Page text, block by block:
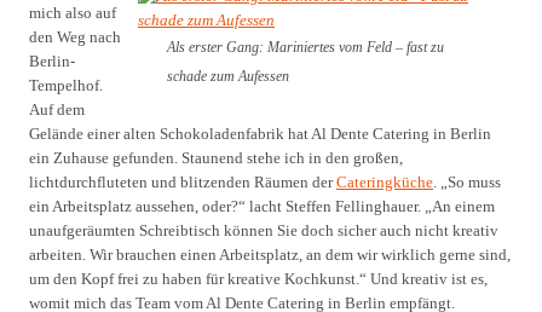
Als erster Gang: Mariniertes vom Feld – fast zu
schade zum Aufessen
mich also auf
den Weg nach
Berlin-
Tempelhof.
Auf dem
Gelände einer alten Schokoladenfabrik hat Al Dente Catering in Berlin
ein Zuhause gefunden. Staunend stehe ich in den großen,
lichtdurchfluteten und blitzenden Räumen derCateringküche. „So muss
ein Arbeitsplatz aussehen, oder?“ lacht Steffen Fellinghauer. „An einem
unaufgeräumten Schreibtisch können Sie doch sicher auch nicht kreativ
arbeiten. Wir brauchen einen Arbeitsplatz, an dem wir wirklich gerne sind,
um den Kopf frei zu haben für kreative Kochkunst.“ Und kreativ ist es,
womit mich das Team vom Al Dente Catering in Berlin empfängt.